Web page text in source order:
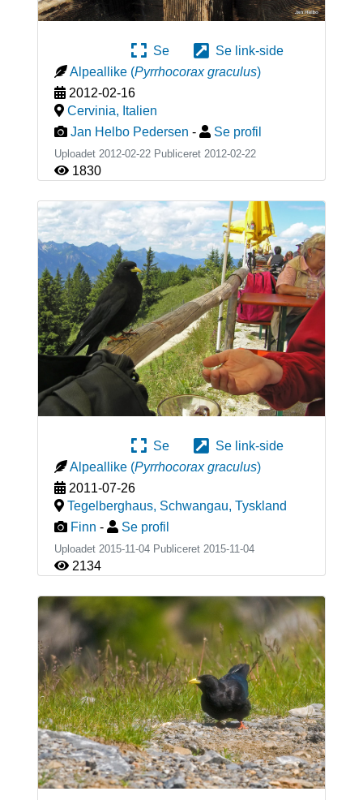
Se
Se link-side
Alpeallike (Pyrrhocorax graculus)
2012-02-16
Cervinia, Italien
Jan Helbo Pedersen - Se profil
Uploadet 2012-02-22 Publiceret 2012-02-22
1830
Se
Se link-side
Alpeallike (Pyrrhocorax graculus)
2011-07-26
Tegelberghaus, Schwangau, Tyskland
Finn - Se profil
Uploadet 2015-11-04 Publiceret 2015-11-04
2134